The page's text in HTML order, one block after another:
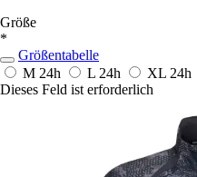
Größe
*
Größentabelle
M 24h L 24h XL 24h
Dieses Feld ist erforderlich